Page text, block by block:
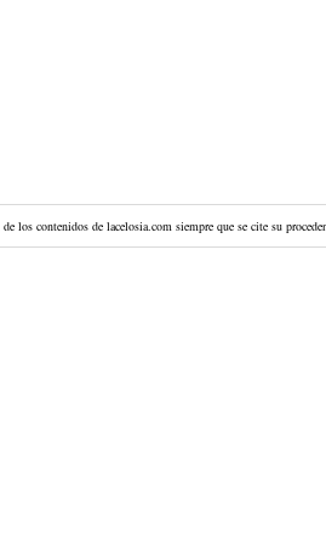
los contenidos de lacelosia.com siempre que se cite su